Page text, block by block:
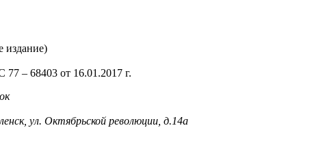
издание)
– 68403 от 16.01.2017 г.
ул. Октябрьской революции, д.14а